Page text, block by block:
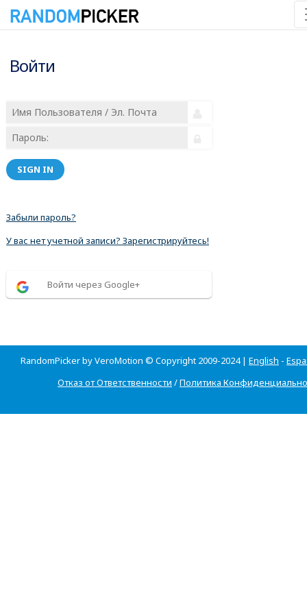
Войти
SIGN IN
Забыли пароль?
У вас нет учетной записи? Зарегистрируйтесь!
Войти через Google+
RandomPicker by VeroMotion © Copyright 2009-2024 | English -
Отказ от Ответственности /Политика